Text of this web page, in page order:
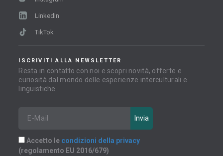
LinkedIn
TikTok
ISCRIVITI ALLA NEWSLETTER
Resta in contatto con noi e scopri novità, offerte e
curiosità dal mondo delle esperienze interculturali e
linguistiche
Accetto le condizioni della privacy
(regolamento EU 2016/679)